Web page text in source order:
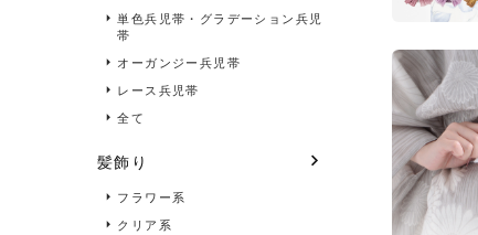
単色兵児帯・グラデーション兵児
帯
オーガンジー兵児帯
レース兵児帯
全て
髪飾り
フラワー系
クリア系